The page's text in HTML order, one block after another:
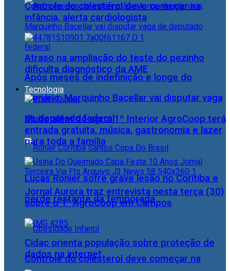
Após meses de indefinição e longe do
plenário, Marquinho Bacellar vai disputar vaga
de deputado federal
Lucas Ronier sofre grave lesão no Coritiba e
perde restante da temporada
Controle do colesterol deve começar na
Controle do colesterol deve começar na
infância, alerta cardiologista
Atraso na ampliação do teste do pezinho
dificulta diagnóstico da AME
Tecnologia
Muito além do agro: 1º Interior AgroCoop terá
entrada gratuita, música, gastronomia e lazer
para toda a família
Jornal Aurora traz entrevista nesta terça (30)
sobre o 1° AgroCoop em Campos
Cidac orienta população sobre proteção de
dados na internet